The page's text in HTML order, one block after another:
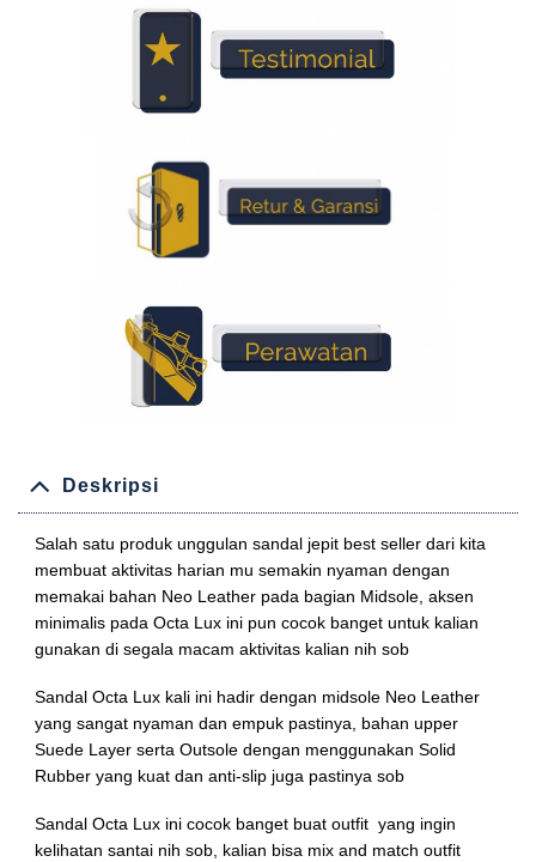
Deskripsi
Salah satu produk unggulan sandal jepit best seller dari kita
membuat aktivitas harian mu semakin nyaman dengan
memakai bahan Neo Leather pada bagian Midsole, aksen
minimalis pada Octa Lux ini pun cocok banget untuk kalian
gunakan di segala macam aktivitas kalian nih sob
Sandal Octa Lux kali ini hadir dengan midsole Neo Leather
yang sangat nyaman dan empuk pastinya, bahan upper
Suede Layer serta Outsole dengan menggunakan Solid
Rubber yang kuat dan anti-slip juga pastinya sob
Sandal Octa Lux ini cocok banget buat outfit yang ingin
kelihatan santai nih sob, kalian bisa mix and match outfit